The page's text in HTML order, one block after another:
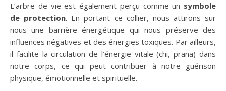
L’arbre de vie est également perçu comme un symbole
de protection. En portant ce collier, nous attirons sur
nous une barrière énergétique qui nous préserve des
influences négatives et des énergies toxiques. Par ailleurs,
il facilite la circulation de l’énergie vitale (chi, prana) dans
notre corps, ce qui peut contribuer à notre guérison
physique, émotionnelle et spirituelle.